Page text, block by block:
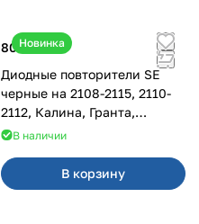
Новинка
800 ₽
Диодные повторители SE
черные на 2108-2115, 2110-
2112, Калина, Гранта,
Приора
В наличии
В корзину